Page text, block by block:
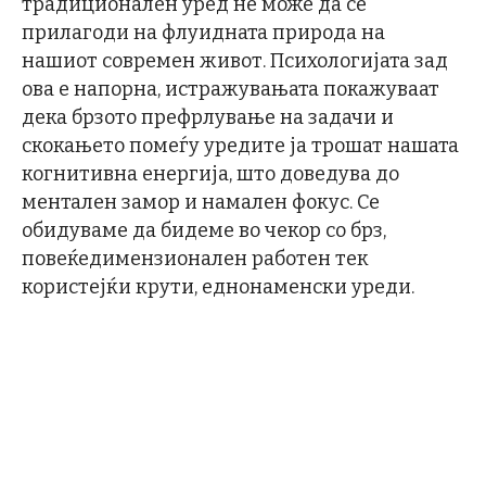
прилагоди на флуидната природа на
нашиот современ живот. Психологијата зад
ова е напорна, истражувањата покажуваат
дека брзото префрлување на задачи и
скокањето помеѓу уредите ја трошат нашата
когнитивна енергија, што доведува до
ментален замор и намален фокус. Се
обидуваме да бидеме во чекор со брз,
повеќедимензионален работен тек
користејќи крути, еднонаменски уреди.